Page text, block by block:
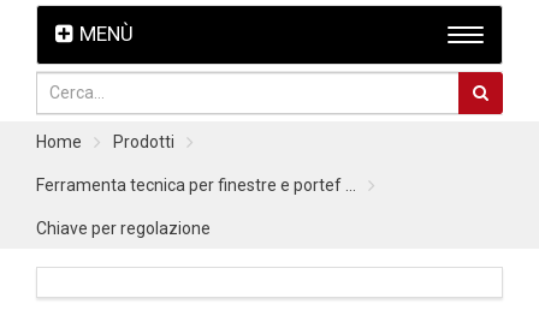
MENÙ
Home Prodotti
Ferramenta tecnica per finestre e portef ...
Chiave per regolazione